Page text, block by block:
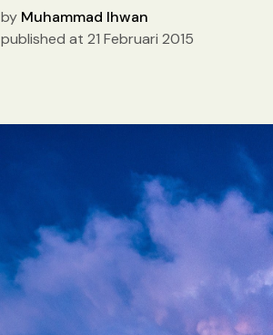
by Muhammad Ihwan
published at 21 Februari 2015